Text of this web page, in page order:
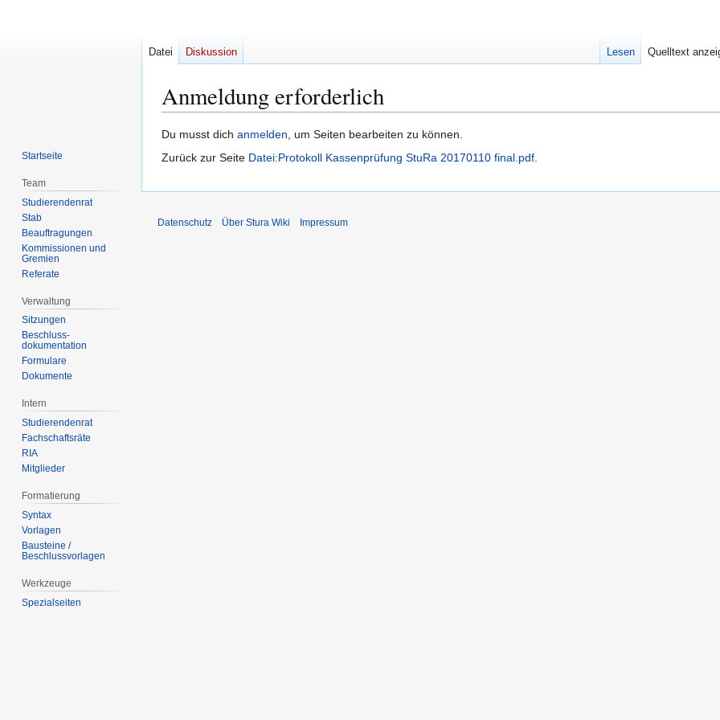
Anmeldung erforderlich
Zur
Navigation
Zur
Suche
Du musst dich anmelden, um Seiten bearbeiten zu können.
Zurück zur Seite Datei:Protokoll Kassenprüfung StuRa 20170110 final.pdf.
Datei Diskussion Lesen Quelltext
Startseite
Team
Studierendenrat
Stab
Beauftragungen
Kommissionen und
Gremien
Referate
Verwaltung
Sitzungen
Beschluss-
dokumentation
Formulare
Dokumente
Intern
Studierendenrat
Fachschaftsräte
RIA
Mitglieder
Formatierung
Syntax
Vorlagen
Bausteine /
Beschlussvorlagen
Werkzeuge
Spezialseiten
Datenschutz Über Stura Wiki Impressum